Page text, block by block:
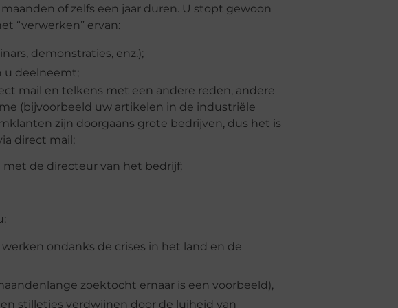
of zelfs een jaar duren. U stopt gewoon
“verwerken” ervan:
demonstraties, enz.);
u deelneemt;
mail en telkens met een andere reden, andere
(bijvoorbeeld uw artikelen in de industriële
zijn doorgaans grote bedrijven, dus het is
direct mail;
de directeur van het bedrijf;
ondanks de crises in het land en de
zoektocht ernaar is een voorbeeld),
stilletjes verdwijnen door de luiheid van